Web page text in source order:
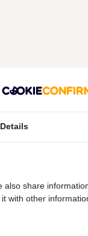
Details
also share
with other